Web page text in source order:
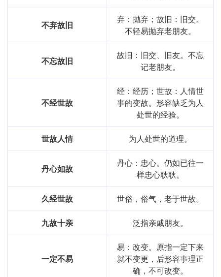
不弃故旧
弃：抛弃；故旧：旧交。
不轻易抛弃老朋友。
不忘故旧
故旧：旧交、旧友。不忘
记老朋友。
不经世故
经：经历；世故：人情世
事的变故。形容缺乏为人
处世的经验。
世故人情 为人处世的道理。
丹心如故
丹心：忠心。仍如已往一
样忠心耿耿。
久经世故 世俗，俗气，老于世故。
九故十亲 泛指亲戚朋友。
一定不易
易：改变。原指一定下来
就不变更，后形容事理正
确，不可改变。